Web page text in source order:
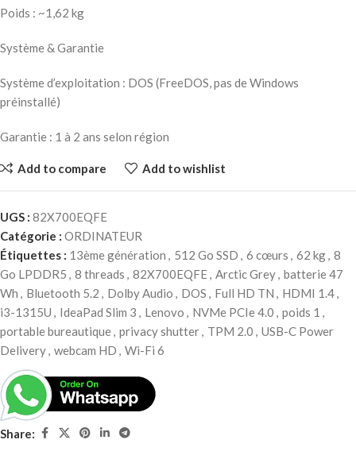
Poids : ~1,62 kg
Système & Garantie
Système d’exploitation : DOS (FreeDOS, pas de Windows
préinstallé)
Garantie : 1 à 2 ans selon région
Add to compare Add to wishlist
UGS : 82X700EQFE
Catégorie : ORDINATEUR
Étiquettes : 13ème génération , 512 Go SSD , 6 cœurs , 62 kg, 8
Go LPDDR5 , 8 threads , 82X700EQFE, Arctic Grey, batterie 47
Wh , Bluetooth 5.2 , Dolby Audio , DOS , Full HD TN , HDMI 1.4,
i3-1315U , IdeaPad Slim 3 , Lenovo , NVMe PCIe 4.0 , poids 1 ,
portable bureautique, privacy shutter, TPM 2.0 , USB-C Power
Delivery, webcam HD , Wi-Fi 6
Share: